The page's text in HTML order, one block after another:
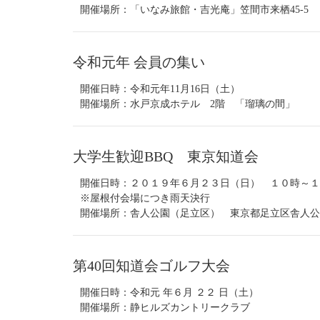
開催場所：「いなみ旅館・吉光庵」笠間市来栖45-5
令和元年 会員の集い
開催日時：令和元年11月16日（土）
開催場所：水戸京成ホテル 2階 「瑠璃の間」
大学生歓迎BBQ 東京知道会
開催日時：２０１９年６月２３日（日） １０時～
※屋根付会場につき雨天決行
開催場所：舎人公園（足立区） 東京都足立区舎人公
第40回知道会ゴルフ大会
開催日時：令和元 年６月 ２２ 日（土）
開催場所：静ヒルズカントリークラブ